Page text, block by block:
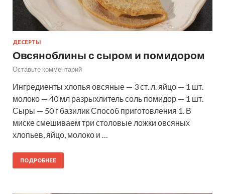
ДЕСЕРТЫ
Овсяноблины с сыром и помидором
Оставьте комментарий
Ингредиенты хлопья овсяные — 3 ст. л. яйцо — 1 шт.
молоко — 40 мл разрыхлитель соль помидор — 1 шт.
Сыры — 50 г базилик Способ приготовления 1. В
миске смешиваем три столовые ложки овсяных
хлопьев, яйцо, молоко и …
ПОДРОБНЕЕ